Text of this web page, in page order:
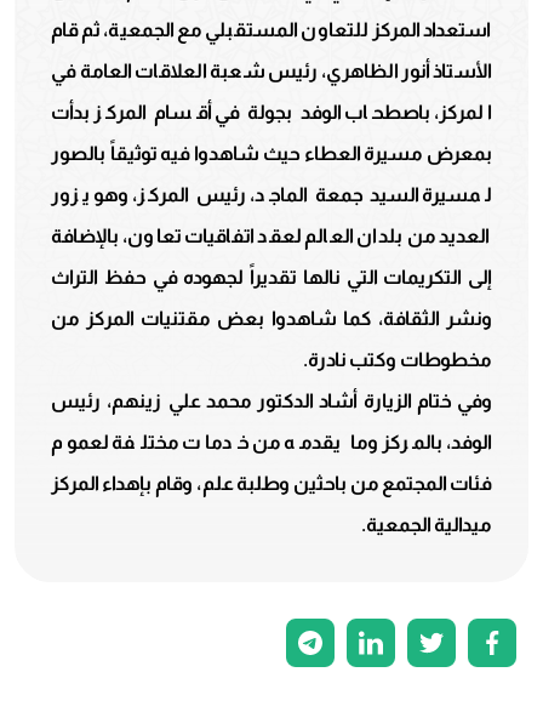
استعداد المركز للتعاون المستقبلي مع الجمعية، ثم قام
الأستاذ أنور الظاهري، رئيس شعبة العلاقات العامة في
المركز، باصطحاب الوفد بجولة في أقسام المركز بدأت
بمعرض مسيرة العطاء حيث شاهدوا فيه توثيقاً بالصور
لمسيرة السيد جمعة الماجد، رئيس المركز، وهو يزور
العديد من بلدان العالم لعقد اتفاقيات تعاون، بالإضافة
إلى التكريمات التي نالها تقديراً لجهوده في حفظ التراث
ونشر الثقافة، كما شاهدوا بعض مقتنيات المركز من
مخطوطات وكتب نادرة.
وفي ختام الزيارة أشاد الدكتور محمد علي زينهم، رئيس
الوفد، بالمركز وما يقدمه من خدمات مختلفة لعموم
فئات المجتمع من باحثين وطلبة علم، وقام بإهداء المركز
ميدالية الجمعية.